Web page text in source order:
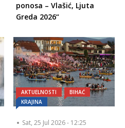
ponosa – Vlašić, Ljuta
Greda 2026“
AKTUELNOSTI
BIHAĆ
KRAJINA
Sat, 25 Jul 2026 - 12:25